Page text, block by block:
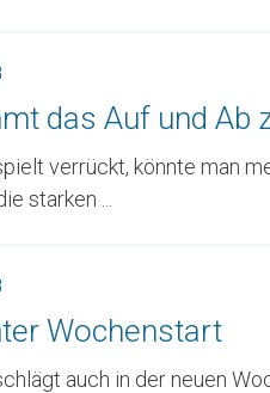
das Auf und Ab
verrückt, könnte man
starken ...
Wochenstart
auch in der neuen